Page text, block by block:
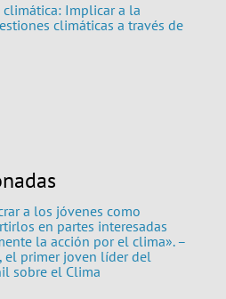
Implicar a la
climáticas a través de
a los jóvenes como
en partes interesadas
la acción por el clima». –
el primer joven líder del
sobre el Clima